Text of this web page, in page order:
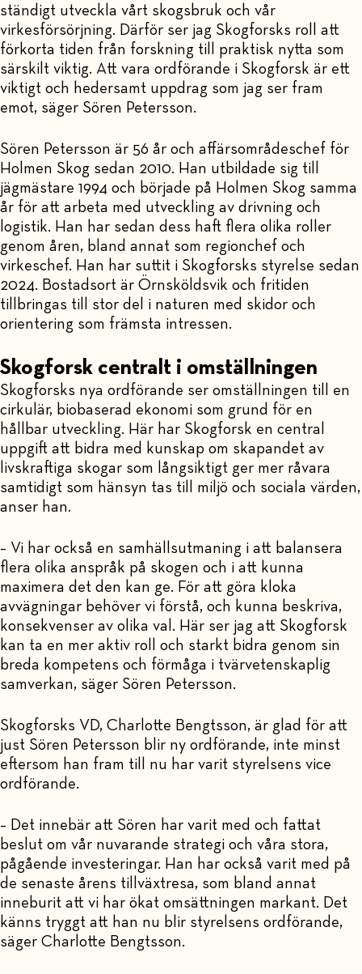
ständigt utveckla vårt skogsbruk och vår
virkesförsörjning. Därför ser jag Skogforsks roll att
förkorta tiden från forskning till praktisk nytta som
särskilt viktig. Att vara ordförande i Skogforsk är ett
viktigt och hedersamt uppdrag som jag ser fram
emot, säger Sören Petersson.
Sören Petersson är 56 år och affärsområdeschef för
Holmen Skog sedan 2010. Han utbildade sig till
jägmästare 1994 och började på Holmen Skog samma
år för att arbeta med utveckling av drivning och
logistik. Han har sedan dess haft flera olika roller
genom åren, bland annat som regionchef och
virkeschef. Han har suttit i Skogforsks styrelse sedan
2024. Bostadsort är Örnsköldsvik och fritiden
tillbringas till stor del i naturen med skidor och
orientering som främsta intressen.
Skogforsk centralt i omställningen
Skogforsks nya ordförande ser omställningen till en
cirkulär, biobaserad ekonomi som grund för en
hållbar utveckling. Här har Skogforsk en central
uppgift att bidra med kunskap om skapandet av
livskraftiga skogar som långsiktigt ger mer råvara
samtidigt som hänsyn tas till miljö och sociala värden,
anser han.
– Vi har också en samhällsutmaning i att balansera
flera olika anspråk på skogen och i att kunna
maximera det den kan ge. För att göra kloka
avvägningar behöver vi förstå, och kunna beskriva,
konsekvenser av olika val. Här ser jag att Skogforsk
kan ta en mer aktiv roll och starkt bidra genom sin
breda kompetens och förmåga i tvärvetenskaplig
samverkan, säger Sören Petersson.
Skogforsks VD, Charlotte Bengtsson, är glad för att
just Sören Petersson blir ny ordförande, inte minst
eftersom han fram till nu har varit styrelsens vice
ordförande.
– Det innebär att Sören har varit med och fattat
beslut om vår nuvarande strategi och våra stora,
pågående investeringar. Han har också varit med på
de senaste årens tillväxtresa, som bland annat
inneburit att vi har ökat omsättningen markant. Det
känns tryggt att han nu blir styrelsens ordförande,
säger Charlotte Bengtsson.